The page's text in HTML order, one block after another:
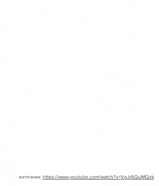
източник: https://www.youtube.com/watch?v=VpJr6QuMQzk